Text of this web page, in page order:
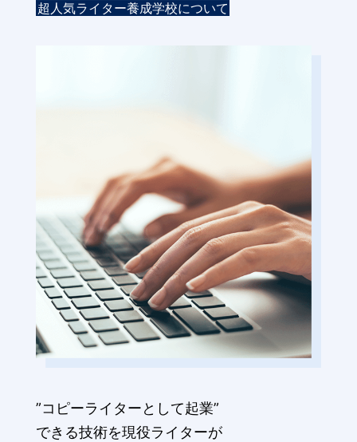
超人気ライター養成学校について
”コピーライターとして起業”
できる技術を現役ライターが